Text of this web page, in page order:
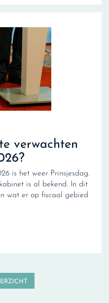
verwachten
is het weer Prinsjesdag.
is al bekend. In dit
wat er op fiscaal gebied